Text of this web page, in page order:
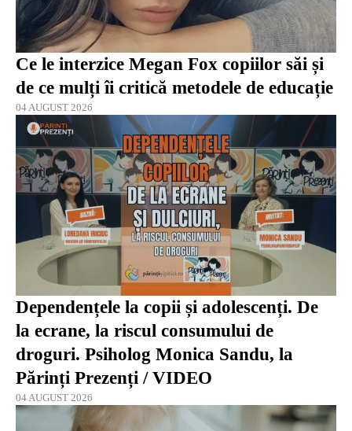
Ce le interzice Megan Fox copiilor săi și
de ce mulți îi critică metodele de educație
04 AUGUST 2026
Dependențele la copii și adolescenți. De
la ecrane, la riscul consumului de
droguri. Psiholog Monica Sandu, la
Părinți Prezenți / VIDEO
04 AUGUST 2026